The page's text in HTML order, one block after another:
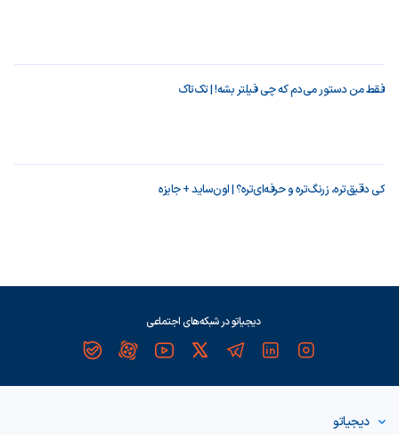
فقط من دستور می‌دم که چی فیلتر بشه! | تک‌تاک
کی دقیق‌تره، زرنگ‌تره و حرفه‌ای‌تره؟ | اون‌ساید + جایزه
دیجیاتو در شبکه‌های اجتماعی
دیجیاتو